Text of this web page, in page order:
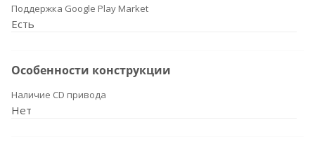
Поддержка Google Play Market
Есть
Особенности конструкции
Наличие CD привода
Нет